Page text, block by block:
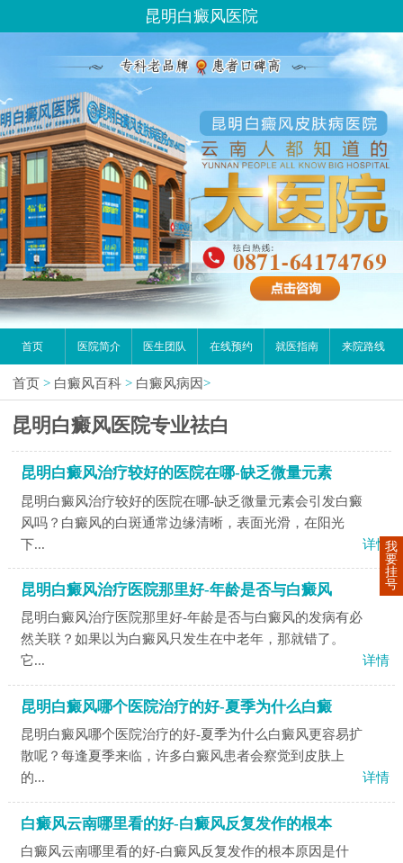
昆明白癜风医院
首页 医院简介 医生团队 在线预约 就医指南 来院路线
首页 > 白癜风百科 > 白癜风病因>
昆明白癜风医院专业祛白
昆明白癜风治疗较好的医院在哪-缺乏微量元素
昆明白癜风治疗较好的医院在哪-缺乏微量元素会引发白癜
风吗？白癜风的白斑通常边缘清晰，表面光滑，在阳光
下...
详情
昆明白癜风治疗医院那里好-年龄是否与白癜风
昆明白癜风治疗医院那里好-年龄是否与白癜风的发病有必
然关联？如果以为白癜风只发生在中老年，那就错了。
它...
详情
昆明白癜风哪个医院治疗的好-夏季为什么白癜
昆明白癜风哪个医院治疗的好-夏季为什么白癜风更容易扩
散呢？每逢夏季来临，许多白癜风患者会察觉到皮肤上
的...
详情
白癜风云南哪里看的好-白癜风反复发作的根本
白癜风云南哪里看的好-白癜风反复发作的根本原因是什
我
要
挂
号